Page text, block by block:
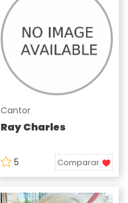
Cantor
Ray Charles
5 Comparar